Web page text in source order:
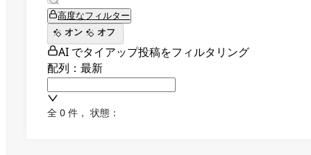
高度なフィルター
オン
オフ
AI でタイアップ投稿をフィルタリング
配列：最新
全 0 件 ， 状態：